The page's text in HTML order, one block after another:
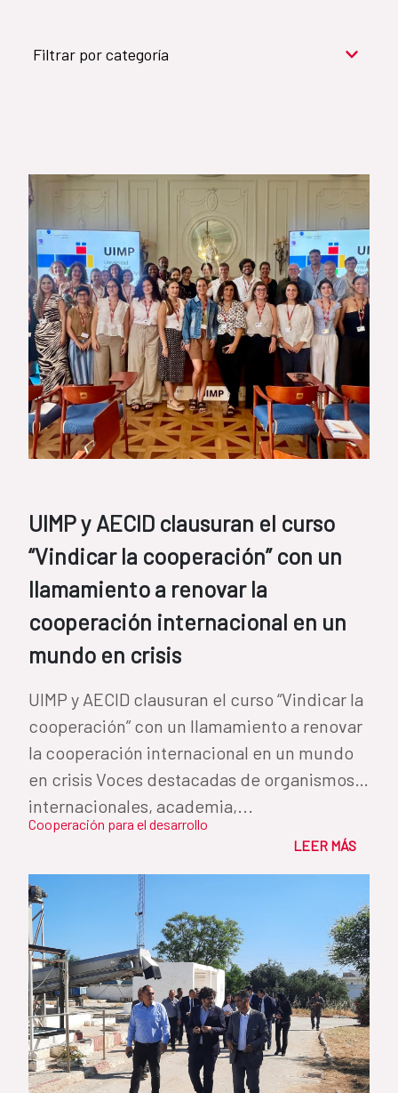
Filtrar por categoría
Objetivos de Desarrollo Sostenible (524)
Género (500)
AMÉRICA LATINA Y CARIBE (490)
España (486)
Agua y saneamiento (333)
Salud (265)
Educación (225)
UIMP y AECID clausuran el curso
“Vindicar la cooperación” con un
llamamiento a renovar la
cooperación internacional en un
mundo en crisis
UIMP y AECID clausuran el curso “Vindicar la
cooperación” con un llamamiento a renovar
la cooperación internacional en un mundo
en crisis Voces destacadas de organismos
internacionales, academia,...
Cooperación para el desarrollo
LEER MÁS